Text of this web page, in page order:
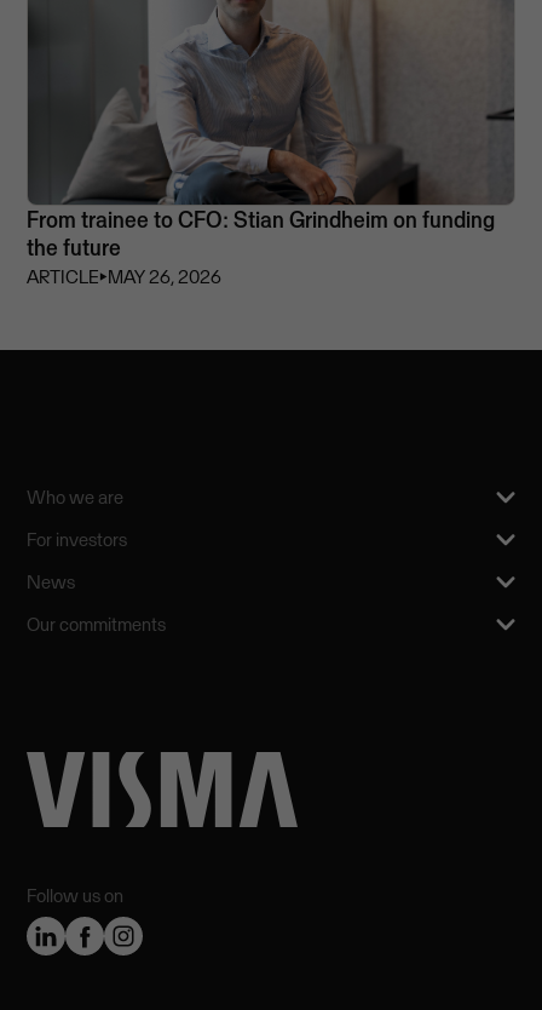
From trainee to CFO: Stian Grindheim on funding
the future
ARTICLE⏵MAY 26, 2026
Follow us on
Who we are
For investors
News
Our commitments